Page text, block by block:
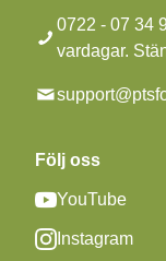
0722 - 07 34
vardagar.
Följ oss
YouTube
Instagram